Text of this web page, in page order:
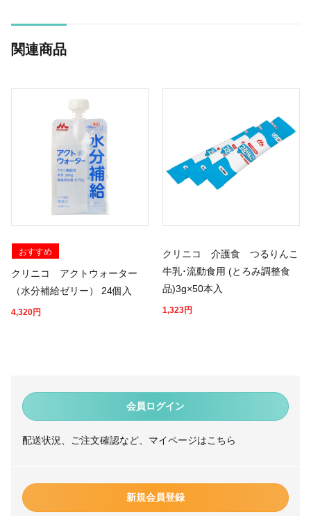
会員ログイン
配送状況、ご注文確認など、マイページはこちら
新規会員登録
関連商品
おすすめ
クリニコ アクトウォーター
（水分補給ゼリー） 24個入
4,320円
クリニコ 介護食 つるりんこ
牛乳･流動食用 (とろみ調整食
品)3g×50本入
1,323円